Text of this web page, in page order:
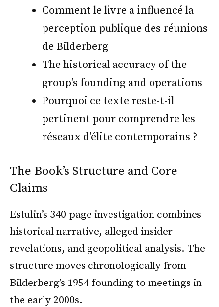
Comment le livre a influencé la
perception publique des réunions
de Bilderberg
The historical accuracy of the
group’s founding and operations
Pourquoi ce texte reste-t-il
pertinent pour comprendre les
réseaux d'élite contemporains ?
The Book’s Structure and Core
Claims
Estulin’s 340-page investigation combines
historical narrative, alleged insider
revelations, and geopolitical analysis. The
structure moves chronologically from
Bilderberg’s 1954 founding to meetings in
the early 2000s.